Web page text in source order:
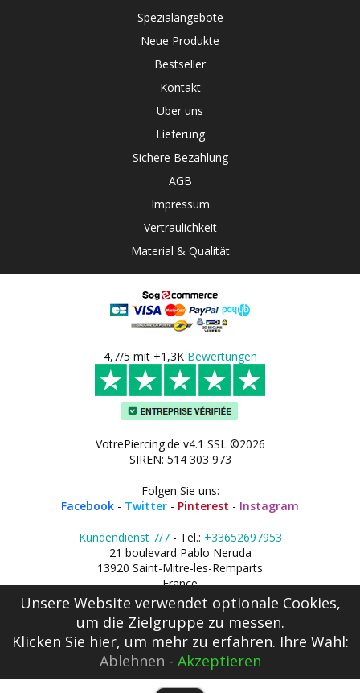
Spezialangebote
Neue Produkte
Bestseller
Kontakt
Über uns
Lieferung
Sichere Bezahlung
AGB
Impressum
Vertraulichkeit
Material & Qualität
4,7/5 mit +1,3K Bewertungen
VotrePiercing.de v4.1 SSL ©2026
SIREN: 514 303 973
Folgen Sie uns:
Facebook - Twitter - Pinterest - Instagram
Kundendienst 7/7- Tel.: +33652697953
21 boulevard Pablo Neruda
13920 Saint-Mitre-les-Remparts
France
Unsere Website verwendet optionale Cookies,
um die Zielgruppe zu messen.
Klicken Sie hier, um mehr zu erfahren. Ihre Wahl:
Ablehnen - Akzeptieren